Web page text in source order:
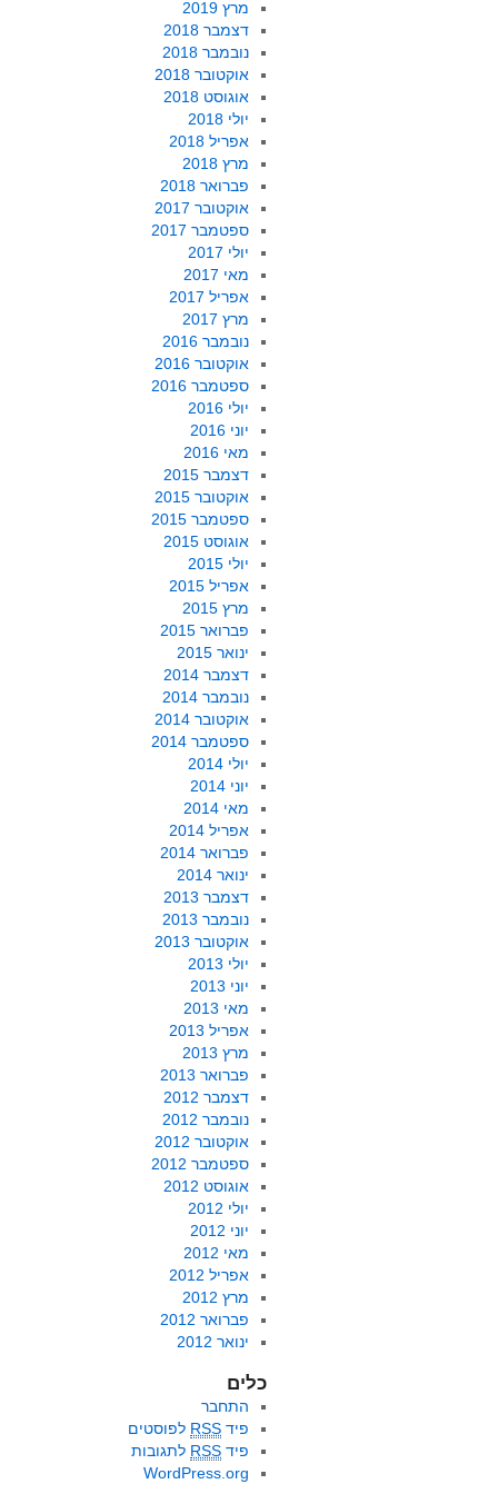
מרץ 2019
דצמבר 2018
נובמבר 2018
אוקטובר 2018
אוגוסט 2018
יולי 2018
אפריל 2018
מרץ 2018
פברואר 2018
אוקטובר 2017
ספטמבר 2017
יולי 2017
מאי 2017
אפריל 2017
מרץ 2017
נובמבר 2016
אוקטובר 2016
ספטמבר 2016
יולי 2016
יוני 2016
מאי 2016
דצמבר 2015
אוקטובר 2015
ספטמבר 2015
אוגוסט 2015
יולי 2015
אפריל 2015
מרץ 2015
פברואר 2015
ינואר 2015
דצמבר 2014
נובמבר 2014
אוקטובר 2014
ספטמבר 2014
יולי 2014
יוני 2014
מאי 2014
אפריל 2014
פברואר 2014
ינואר 2014
דצמבר 2013
נובמבר 2013
אוקטובר 2013
יולי 2013
יוני 2013
מאי 2013
אפריל 2013
מרץ 2013
פברואר 2013
דצמבר 2012
נובמבר 2012
אוקטובר 2012
ספטמבר 2012
אוגוסט 2012
יולי 2012
יוני 2012
מאי 2012
אפריל 2012
מרץ 2012
פברואר 2012
ינואר 2012
כלים
התחבר
פיד RSS לפוסטים
פיד RSS לתגובות
WordPress.org